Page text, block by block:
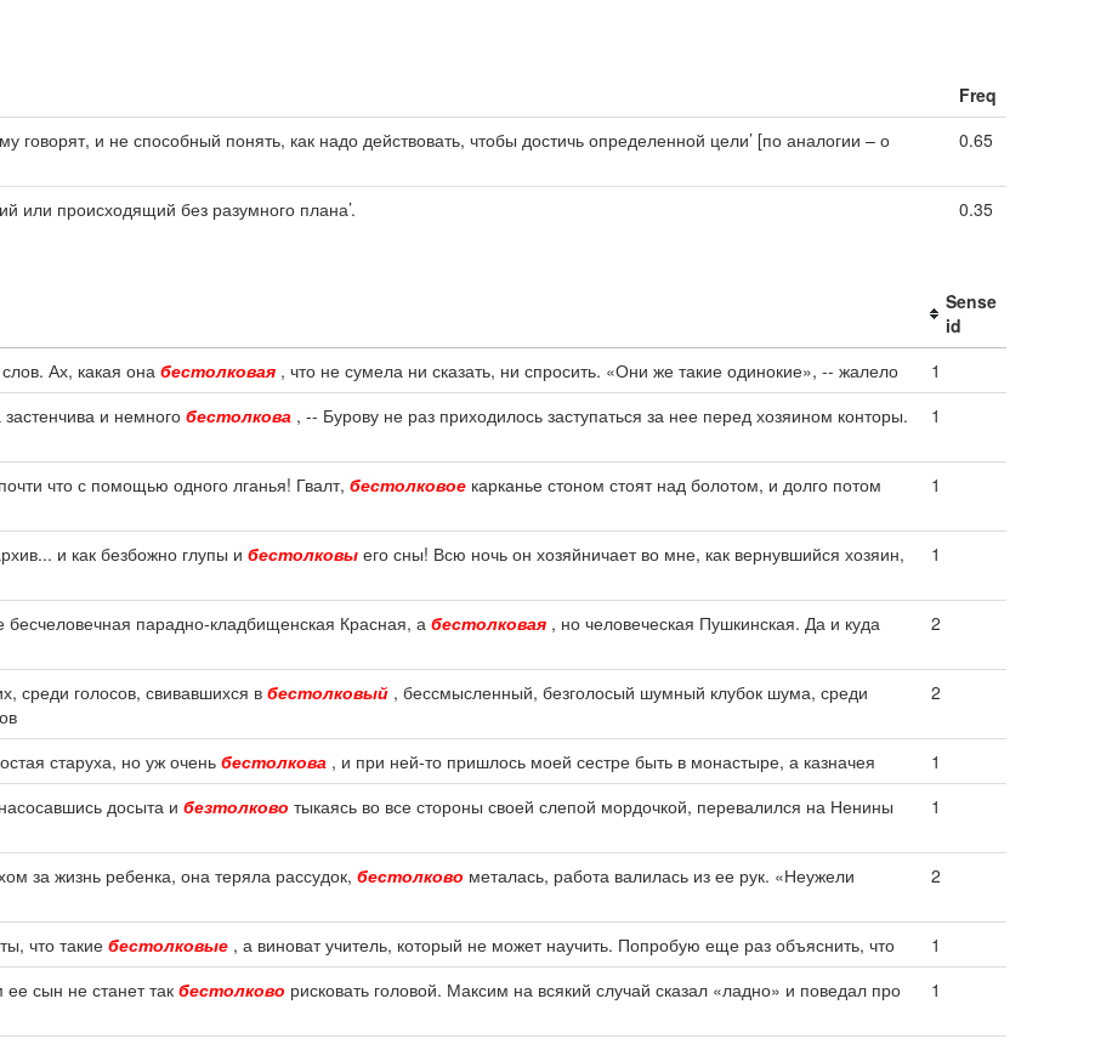
Freq
говорят, и не способный понять, как надо действовать, чтобы достичь определенной цели’ [по аналогии – о
0.65
или происходящий без разумного плана’. 0.35
Sense
id
Ах, какая она бестолковая , что не сумела ни сказать, ни спросить. «Они же такие одинокие», -- жалело
1
и немного бестолкова , -- Бурову не раз приходилось заступаться за нее перед хозяином конторы.
1
что с помощью одного лганья! Гвалт, бестолковое карканье стоном стоят над болотом, и долго потом
1
и как безбожно глупы и бестолковы его сны! Всю ночь он хозяйничает во мне, как вернувшийся хозяин,
1
парадно-кладбищенская Красная, а бестолковая , но человеческая Пушкинская. Да и куда
2
среди голосов, свивавшихся в бестолковый , бессмысленный, безголосый шумный клубок шума, среди
2
старуха, но уж оченьбестолкова , и при ней-то пришлось моей сестре быть в монастыре, а казначея
1
досыта и безтолково тыкаясь во все стороны своей слепой мордочкой, перевалился на Ненины
1
за жизнь ребенка, она теряла рассудок, бестолково металась, работа валилась из ее рук. «Неужели
2
что такие бестолковые , а виноват учитель, который не может научить. Попробую еще раз объяснить, что
1
сын не станет так бестолково рисковать головой. Максим на всякий случай сказал «ладно» и поведал про
1